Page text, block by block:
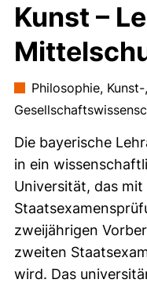
Kunst –
Philosophie,
Die bayerische
in ein
Universität, das
zweijährigen
zweiten
wird. Das